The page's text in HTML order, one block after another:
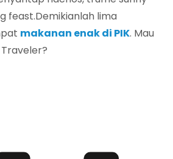
feast.Demikianlah lima
makanan enak di PIK. Mau